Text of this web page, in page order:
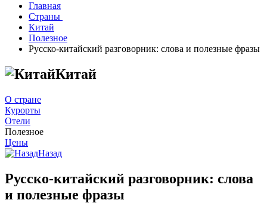
Главная
Страны
Китай
Полезное
Русско-китайский разговорник: слова и полезные фразы
Китай
О стране
Курорты
Отели
Полезное
Цены
Назад
Русско-китайский разговорник: слова
и полезные фразы